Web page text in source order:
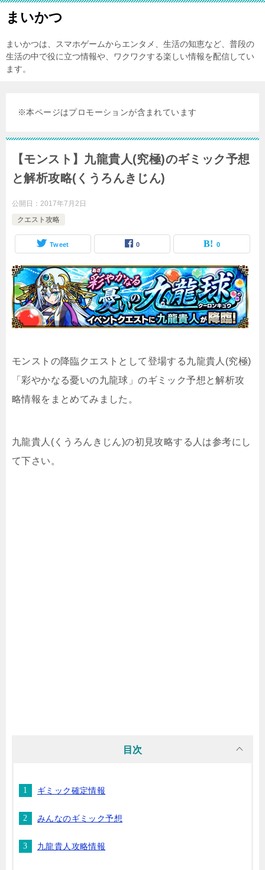
まいかつ
まいかつは、スマホゲームからエンタメ、生活の知恵など、普段の
生活の中で役に立つ情報や、ワクワクする楽しい情報を配信してい
ます。
※本ページはプロモーションが含まれています
【モンスト】九龍貴人(究極)のギミック予想
と解析攻略(くうろんきじん)
公開日： 2017年7月2日
クエスト攻略
Tweet 0 0
モンストの降臨クエストとして登場する九龍貴人(究極)
「彩やかなる憂いの九龍球」のギミック予想と解析攻
略情報をまとめてみました。
九龍貴人(くうろんきじん)の初見攻略する人は参考にし
て下さい。
目次
ギミック確定情報
みんなのギミック予想
九龍貴人攻略情報